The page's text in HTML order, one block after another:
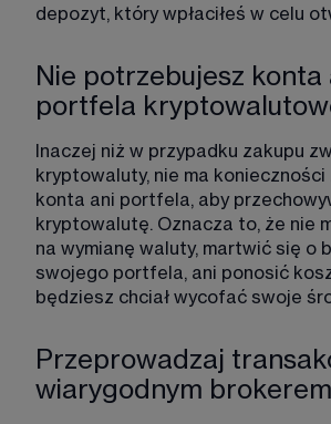
depozyt, który wpłaciłeś w celu
Nie potrzebujesz konta
portfela
Inaczej niż w przypadku zakupu
kryptowaluty, nie ma konieczności
konta ani portfela, aby
kryptowalutę. Oznacza to, że nie
na wymianę waluty, martwić się o
swojego portfela, ani ponosić
będziesz chciał wycofać swoje
Przeprowadzaj
wiarygodnym brokerem​